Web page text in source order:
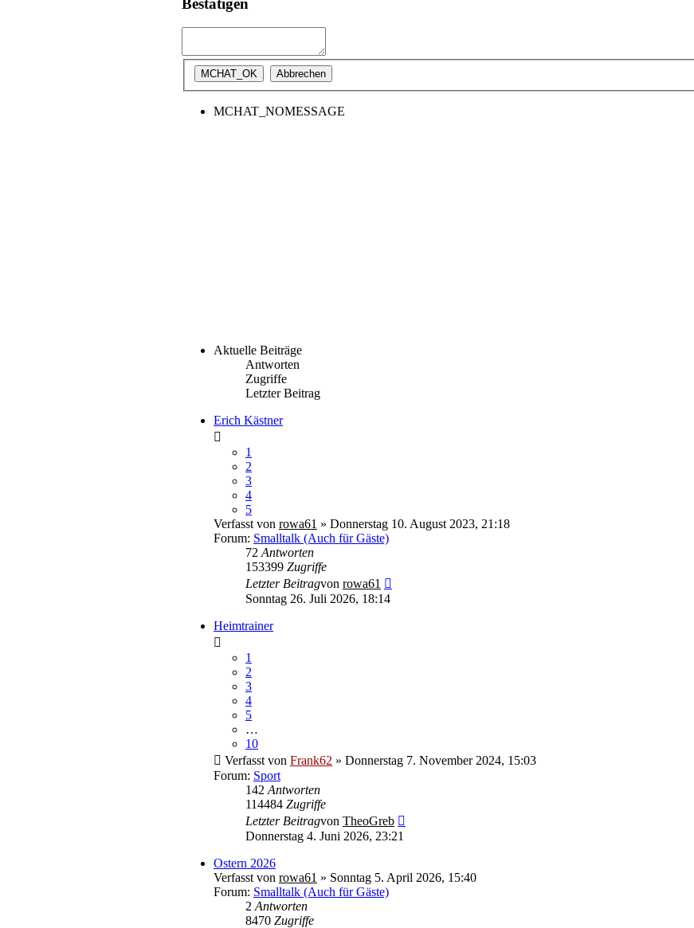
MCHAT_NOMESSAGE
Aktuelle Beiträge
Antworten
Zugriffe
Letzter Beitrag
Erich Kästner
1
2
3
4
5
Verfasst von rowa61 » Donnerstag 10. August 2023, 21:18
Forum: Smalltalk (Auch für Gäste)
72 Antworten
153399 Zugriffe
Letzter Beitragvon rowa61
Sonntag 26. Juli 2026, 18:14
Heimtrainer
1
2
3
4
5
…
10
Verfasst von Frank62 » Donnerstag 7. November 2024, 15:03
Forum: Sport
142 Antworten
114484 Zugriffe
Letzter Beitragvon TheoGreb
Donnerstag 4. Juni 2026, 23:21
Ostern 2026
Verfasst von rowa61 » Sonntag 5. April 2026, 15:40
Forum: Smalltalk (Auch für Gäste)
2 Antworten
8470 Zugriffe